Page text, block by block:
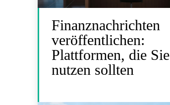
Finanznachrichten
veröffentlichen:
Plattformen, die Sie
nutzen sollten